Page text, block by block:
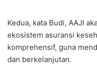
Kedua, kata Budi, AAJI
ekosistem asuransi
komprehensif, guna
dan berkelanjutan.